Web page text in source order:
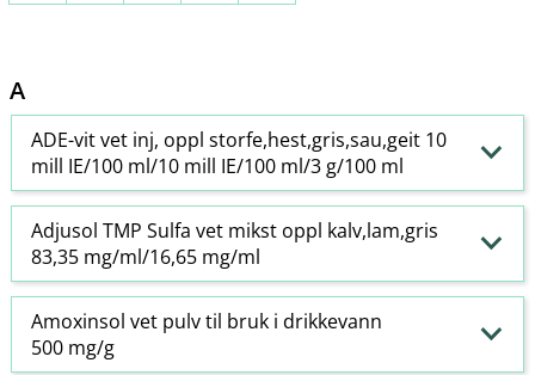
A
ADE-vit vet inj, oppl storfe,hest,gris,sau,geit 10
mill IE/100 ml/10 mill IE/100 ml/3 g/100 ml
Adjusol TMP Sulfa vet mikst oppl kalv,lam,gris
83,35 mg/ml/16,65 mg/ml
Amoxinsol vet pulv til bruk i drikkevann
500 mg/g